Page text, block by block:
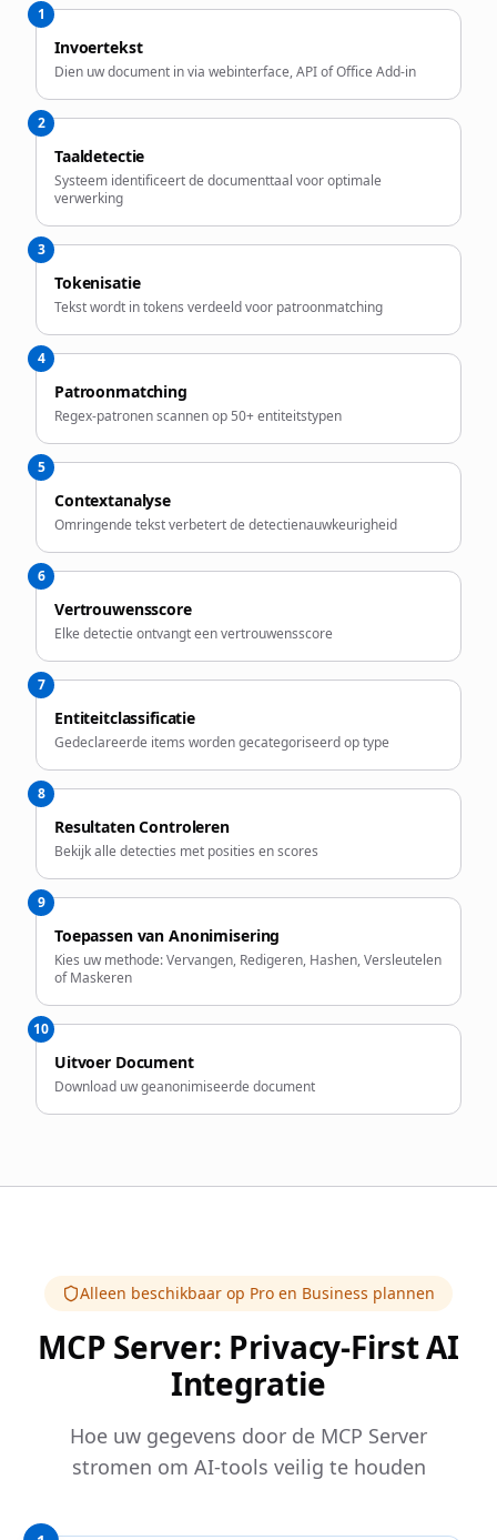
1
Invoertekst
Dien uw document in via webinterface, API of Office Add-in
2
Taaldetectie
Systeem identificeert de documenttaal voor optimale
verwerking
3
Tokenisatie
Tekst wordt in tokens verdeeld voor patroonmatching
4
Patroonmatching
Regex-patronen scannen op 50+ entiteitstypen
5
Contextanalyse
Omringende tekst verbetert de detectienauwkeurigheid
6
Vertrouwensscore
Elke detectie ontvangt een vertrouwensscore
7
Entiteitclassificatie
Gedeclareerde items worden gecategoriseerd op type
8
Resultaten Controleren
Bekijk alle detecties met posities en scores
9
Toepassen van Anonimisering
Kies uw methode: Vervangen, Redigeren, Hashen, Versleutelen
of Maskeren
10
Uitvoer Document
Download uw geanonimiseerde document
Alleen beschikbaar op Pro en Business plannen
MCP Server: Privacy-First AI
Integratie
Hoe uw gegevens door de MCP Server
stromen om AI-tools veilig te houden